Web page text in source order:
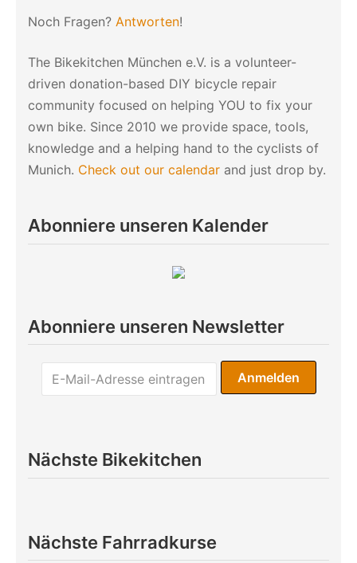
Noch Fragen? Antworten!
The Bikekitchen München e.V. is a volunteer-
driven donation-based DIY bicycle repair
community focused on helping YOU to fix your
own bike. Since 2010 we provide space, tools,
knowledge and a helping hand to the cyclists of
Munich. Check out our calendar and just drop by.
Abonniere unseren Kalender
Abonniere unseren Newsletter
Nächste Bikekitchen
Nächste Fahrradkurse